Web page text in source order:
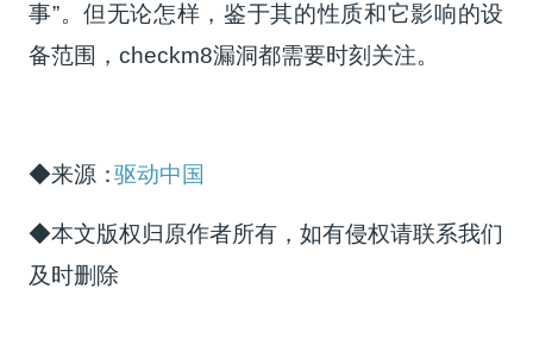
事”。但无论怎样，鉴于其的性质和它影响的设
备范围，checkm8漏洞都需要时刻关注。
◆来源：驱动中国
◆本文版权归原作者所有，如有侵权请联系我们
及时删除